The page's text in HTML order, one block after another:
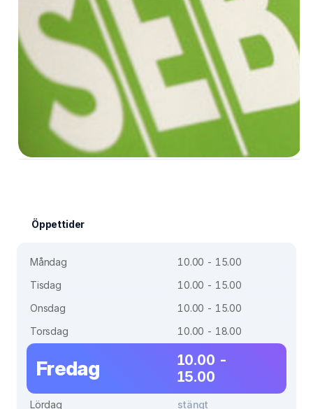
Öppettider
Måndag
10.00 - 15.00
Tisdag
10.00 - 15.00
Onsdag
10.00 - 15.00
Torsdag
10.00 - 18.00
Fredag
10.00 -
15.00
Lördag
stängt